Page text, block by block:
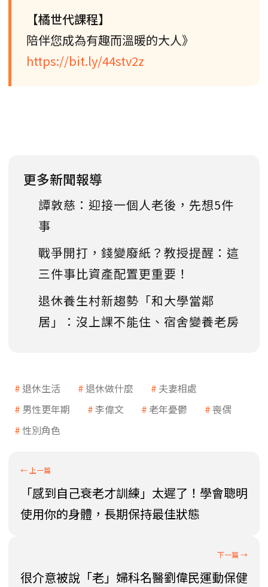
【橘世代課程】
陪伴您成為有趣而溫暖的大人》
https://bit.ly/44stv2z
更多新聞報導
譚敦慈：迎接一個人老後，先想5件
事
戰爭開打，錢變廢紙？教授提醒：這
三件事比資產配置更重要！
退休養生村新趨勢「和大學當鄰
居」：沒上課不能住、宿舍變養老房
退休生活 退休做什麼
夫妻相處
男性更年期
李偉文 老年憂鬱
喪偶
性別角色
「感到自己衰老才訓練」太遲了！學會聰明
使用你的身體，長期保持最佳狀態
很介意被說「老」婦科名醫劉偉民運動保健